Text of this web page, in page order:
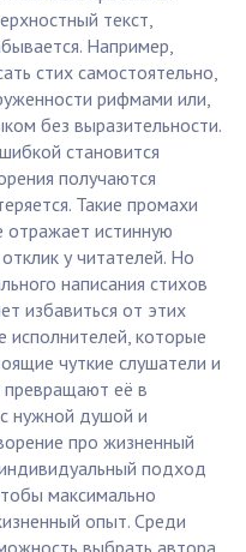
текст,
Например,
стих самостоятельно,
рифмами или,
без выразительности.
становится
получаются
Такие промахи
отражает истинную
у читателей. Но
написания стихов
избавиться от этих
исполнителей, которые
чуткие слушатели и
её в
нужной душой и
про жизненный
подход
максимально
опыт. Среди